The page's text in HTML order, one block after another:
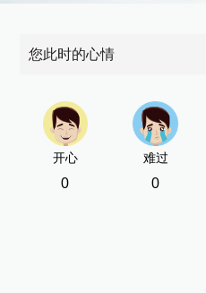
您此时的心情
开心
0
难过
0